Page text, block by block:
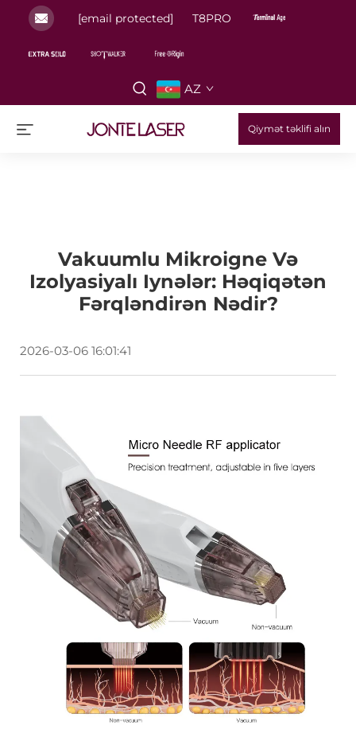
[email protected] T8PRO
AZ
Qiymət təklifi alın
Vakuumlu Mikroigne Və
Izolyasiyalı Iynələr: Həqiqətən
Fərqləndirən Nədir?
2026-03-06 16:01:41